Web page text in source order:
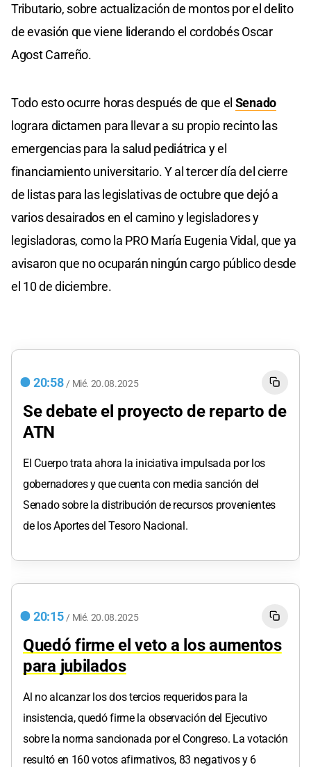
Tributario, sobre actualización de montos por el delito
de evasión que viene liderando el cordobés Oscar
Agost Carreño.
Todo esto ocurre horas después de que el Senado
lograra dictamen para llevar a su propio recinto las
emergencias para la salud pediátrica y el
financiamiento universitario. Y al tercer día del cierre
de listas para las legislativas de octubre que dejó a
varios desairados en el camino y legisladores y
legisladoras, como la PRO María Eugenia Vidal, que ya
avisaron que no ocuparán ningún cargo público desde
el 10 de diciembre.
20:58 / Mié. 20.08.2025
Se debate el proyecto de reparto de
ATN
El Cuerpo trata ahora la iniciativa impulsada por los
gobernadores y que cuenta con media sanción del
Senado sobre la distribución de recursos provenientes
de los Aportes del Tesoro Nacional.
20:15 / Mié. 20.08.2025
Quedó firme el veto a los aumentos
para jubilados
Al no alcanzar los dos tercios requeridos para la
insistencia, quedó firme la observación del Ejecutivo
sobre la norma sancionada por el Congreso. La votación
resultó en 160 votos afirmativos, 83 negativos y 6